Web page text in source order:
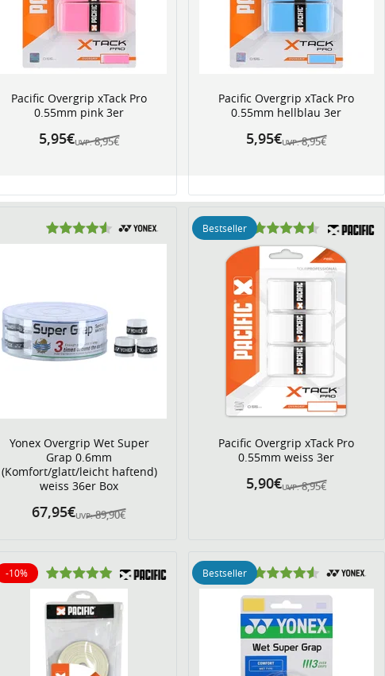
Pacific Overgrip xTack Pro
0.55mm pink 3er
UVP: 8,95€
5,95€
Pacific Overgrip xTack Pro
0.55mm hellblau 3er
UVP: 8,95€
5,95€
Yonex Overgrip Wet Super
Grap 0.6mm
(Komfort/glatt/leicht haftend)
weiss 36er Box
UVP: 89,90€
67,95€
Pacific Overgrip xTack Pro
0.55mm weiss 3er
UVP: 8,95€
5,90€
Bestseller
-10%
10% reduziert
Bestseller